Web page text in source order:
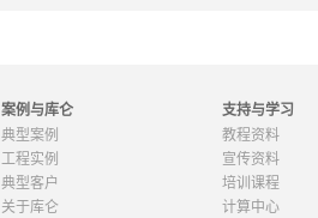
案例与库仑
典型案例
工程实例
典型客户
关于库仑
支持与学习
教程资料
宣传资料
培训课程
计算中心